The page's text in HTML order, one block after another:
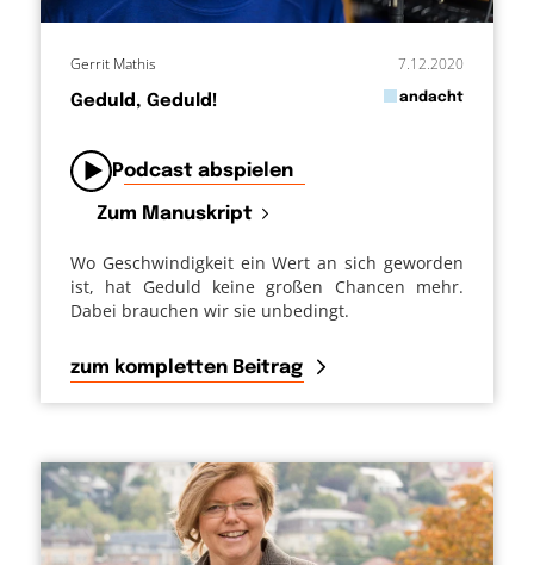
Geduld, Geduld!
7.12.2020
inandacht
Gerrit Mathis
Podcast abspielen
Zum Manuskript
Wo Geschwindigkeit ein Wert an sich geworden
ist, hat Geduld keine großen Chancen mehr.
Dabei brauchen wir sie unbedingt.
zum kompletten Beitrag